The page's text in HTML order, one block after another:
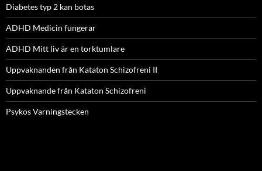
Diabetes typ 2 kan botas
ADHD Medicin fungerar
ADHD Mitt liv är en torktumlare
Uppvaknanden från Kataton Schizofreni II
Uppvaknande från Kataton Schizofreni
Psykos Varningstecken